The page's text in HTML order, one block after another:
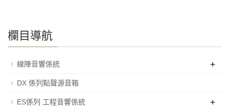
欄目導航
線陣音響係統 +
DX 係列點聲源音箱
ES係列 工程音響係統 +